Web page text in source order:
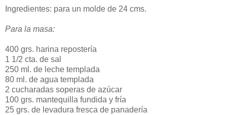
Ingredientes: para un molde de 24 cms.
Para la masa:
400 grs. harina repostería
1 1/2 cta. de sal
250 ml. de leche templada
80 ml. de agua templada
2 cucharadas soperas de azúcar
100 grs. mantequilla fundida y fría
25 grs. de levadura fresca de panadería